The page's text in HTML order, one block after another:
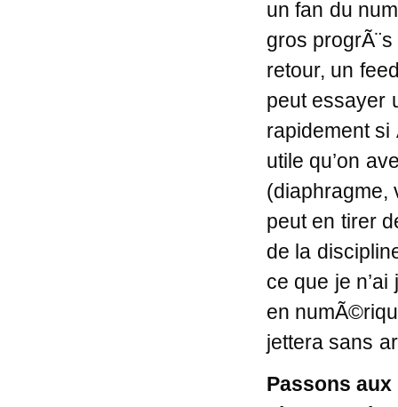
un fan du
gros
retour, un
peut essayer
rapidement si
utile qu’on
(diaphragme,
peut en tirer
de la
ce que je
en
jettera sans
Passons